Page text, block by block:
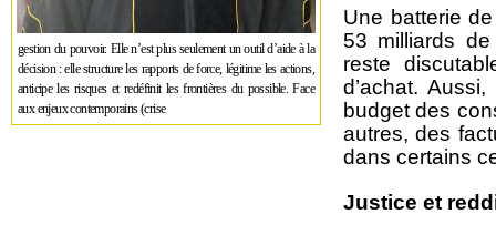
gestion du pouvoir. Elle n’est plus seulement un outil d’aide à la
décision : elle structure les rapports de force, légitime les actions,
anticipe les risques et redéfinit les frontières du possible. Face
aux enjeux contemporains (crise
Une batterie
53 milliards
reste
d’achat.
budget des
autres, des
dans certains
Justice et